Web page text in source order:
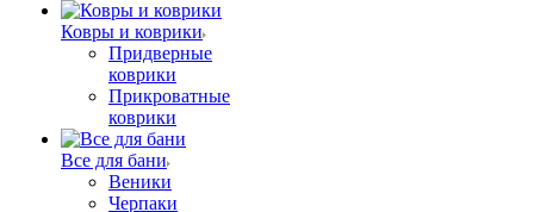
Ковры и коврики
Придверные
коврики
Прикроватные
коврики
Все для бани
Веники
Черпаки